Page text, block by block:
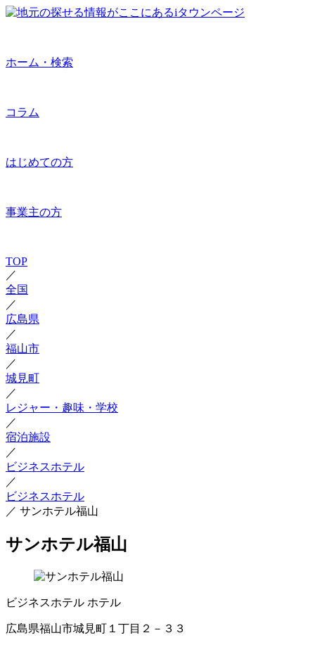
ホーム・検索
コラム
はじめての方
事業主の方
TOP
／
全国
／
広島県
／
福山市
／
城見町
／
レジャー・趣味・学校
／
宿泊施設
／
ビジネスホテル
／
ビジネスホテル
／ サンホテル福山
サンホテル福山
ビジネスホテル ホテル
広島県福山市城見町１丁目２－３３